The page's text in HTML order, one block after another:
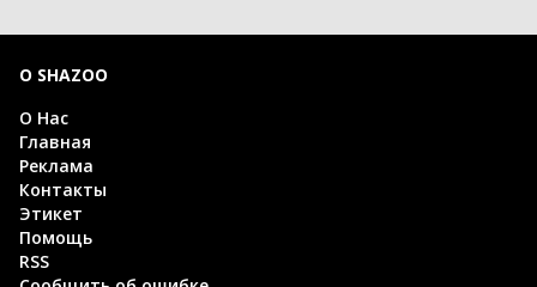
О SHAZOO
О Нас
Главная
Реклама
Контакты
Этикет
Помощь
RSS